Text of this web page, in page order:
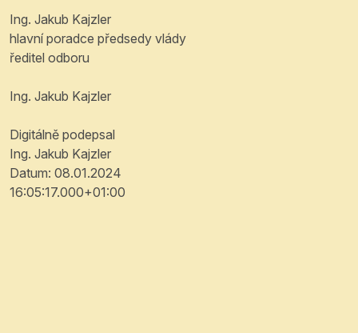
Ing. Jakub Kajzler
hlavní poradce předsedy vlády
ředitel odboru
Ing. Jakub Kajzler
Digitálně podepsal
Ing. Jakub Kajzler
Datum: 08.01.2024
16:05:17.000+01:00